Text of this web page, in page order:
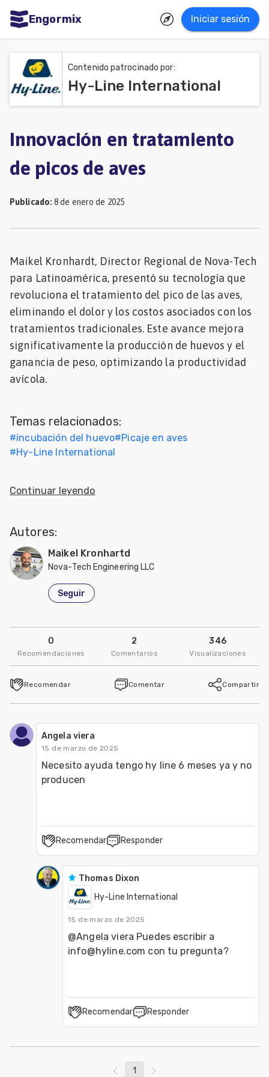
Engormix Iniciar sesión
Agricultura
Avicultura
Ganadería
Porcicultura
Mascotas
Contenido patrocinado por:
Hy-Line International
Innovación en tratamiento
de picos de aves
Publicado: 8 de enero de 2025
Maikel Kronhardt, Director Regional de Nova-Tech
para Latinoamérica, presentó su tecnología que
revoluciona el tratamiento del pico de las aves,
eliminando el dolor y los costos asociados con los
tratamientos tradicionales. Este avance mejora
significativamente la producción de huevos y el
ganancia de peso, optimizando la productividad
avícola.
Temas relacionados:
#incubación del huevo#Picaje en aves
#Hy-Line International
Continuar leyendo
Autores:
Maikel Kronhartd
Nova-Tech Engineering LLC
Seguir
0
Recomendaciones
2
Comentarios
346
Visualizaciones
Recomendar Comentar Compartir
Angela viera
15 de marzo de 2025
Necesito ayuda tengo hy line 6 meses ya y no
producen
Recomendar Responder
Thomas Dixon
Hy-Line International
15 de marzo de 2025
@Angela viera Puedes escribir a
info@hyline.com con tu pregunta?
Recomendar Responder
1